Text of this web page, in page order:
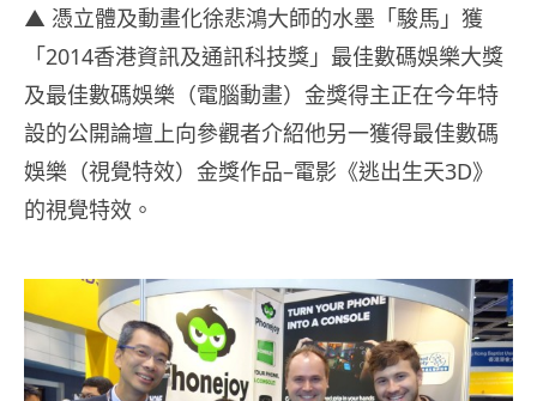
▲ 憑立體及動畫化徐悲鴻大師的水墨「駿馬」獲
「2014香港資訊及通訊科技獎」最佳數碼娛樂大獎
及最佳數碼娛樂（電腦動畫）金獎得主正在今年特
設的公開論壇上向參觀者介紹他另一獲得最佳數碼
娛樂（視覺特效）金獎作品–電影《逃出生天3D》
的視覺特效。